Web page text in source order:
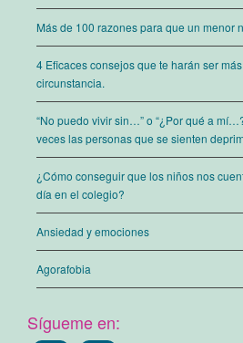
Más de 100 razones para que un menor
4 Eficaces consejos que te harán ser
circunstancia.
“No puedo vivir sin…” o “¿Por qué a
veces las personas que se sienten
¿Cómo conseguir que los niños nos
día en el colegio?
Ansiedad y emociones
Agorafobia
Sígueme en: